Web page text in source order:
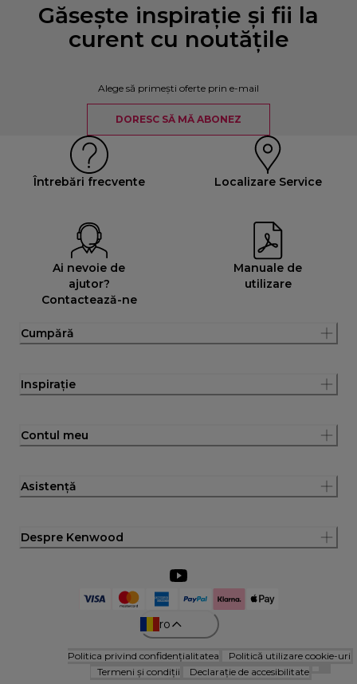
Găsește inspirație și fii la
curent cu noutățile
Alege să primești oferte prin e-mail
DORESC SĂ MĂ ABONEZ
Întrebări frecvente Localizare Service
Ai nevoie de
ajutor?
Contactează-ne
Manuale de
utilizare
Cumpără
Inspirație
Contul meu
Asistență
Despre Kenwood
ro
Politica privind confidențialitatea
Politică utilizare cookie-uri
Termeni și condiții
Declarație de accesibilitate